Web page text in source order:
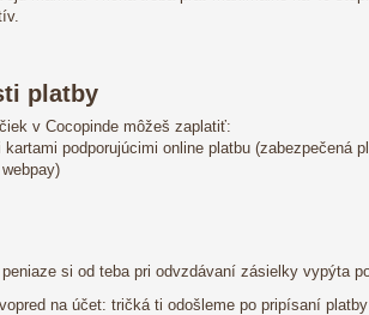
platby
v Cocopinde môžeš zaplatiť:
kartami podporujúcimi online platbu (zabezpečená
si od teba pri odvzdávaní zásielky vypýta
na účet: tričká ti odošleme po pripísaní